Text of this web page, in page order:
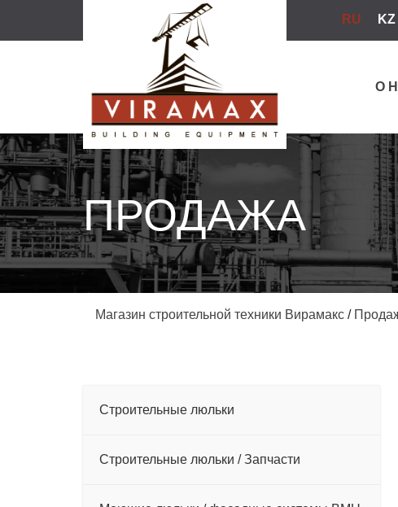
RU KZ
О
ПРОДАЖА
Магазин строительной техники Вирамакс /
Строительные люльки
Строительные люльки / Запчасти